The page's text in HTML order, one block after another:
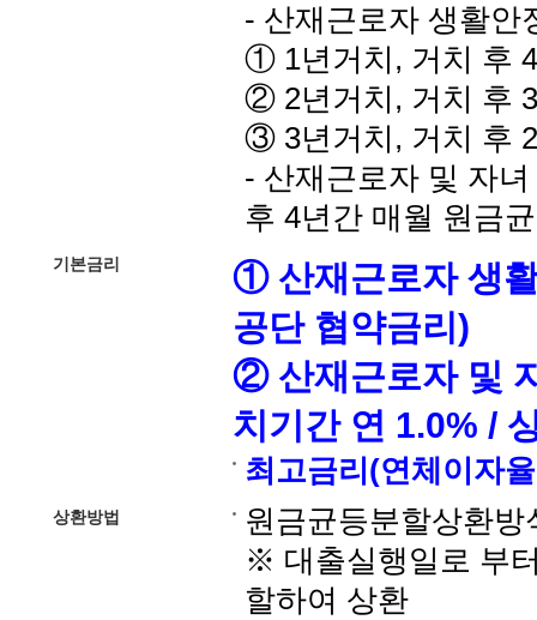
- 산재근로자 생활안
① 1년거치, 거치 후
② 2년거치, 거치 후
③ 3년거치, 거치 후
- 산재근로자 및 자
후 4년간 매월 원금
기본금리
① 산재근로자 생
공단 협약금리)
② 산재근로자 및
치기간 연 1.0% /
최고금리(연체이자
상환방법
원금균등분할상환방
※ 대출실행일로 부
할하여 상환